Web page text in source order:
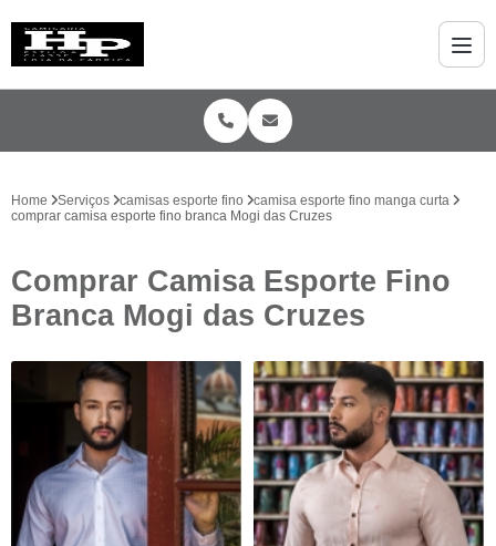
Home Serviços camisas esporte fino
camisa esporte fino manga curta
comprar camisa esporte fino branca Mogi das Cruzes
Comprar Camisa Esporte Fino
Branca Mogi das Cruzes